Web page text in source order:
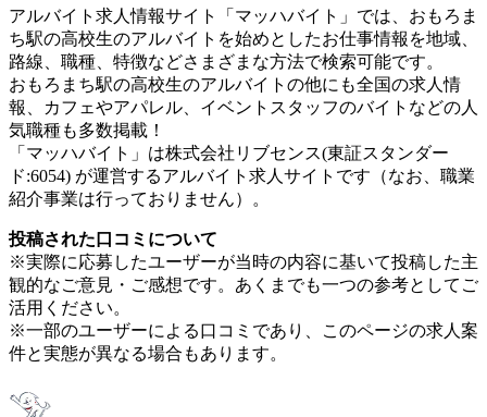
アルバイト求人情報サイト「マッハバイト」では、おもろま
ち駅の高校生のアルバイトを始めとしたお仕事情報を地域、
路線、職種、特徴などさまざまな方法で検索可能です。
おもろまち駅の高校生のアルバイトの他にも全国の求人情
報、カフェやアパレル、イベントスタッフのバイトなどの人
気職種も多数掲載！
「マッハバイト」は株式会社リブセンス(東証スタンダー
ド:6054) が運営するアルバイト求人サイトです（なお、職業
紹介事業は行っておりません）。
投稿された口コミについて
※実際に応募したユーザーが当時の内容に基いて投稿した主
観的なご意見・ご感想です。あくまでも一つの参考としてご
活用ください。
※一部のユーザーによる口コミであり、このページの求人案
件と実態が異なる場合もあります。